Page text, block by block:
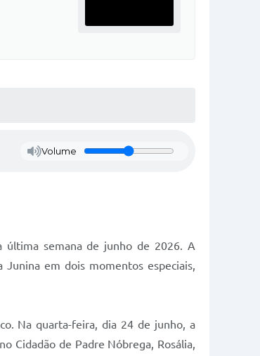
Volume
última semana de junho de 2026. A
em dois momentos especiais,
Na quarta-feira, dia 24 de junho, a
Cidadão de Padre Nóbrega, Rosália,